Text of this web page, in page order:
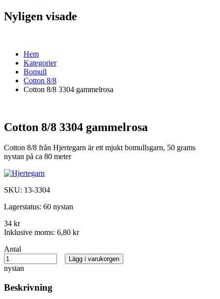
Nyligen visade
Hem
Kategorier
Bomull
Cotton 8/8
Cotton 8/8 3304 gammelrosa
Cotton 8/8 3304 gammelrosa
Cotton 8/8 från Hjertegarn är ett mjukt bomullsgarn, 50 grams
nystan på ca 80 meter
SKU: 13-3304
Lagerstatus: 60 nystan
34 kr
Inklusive moms: 6,80 kr
Antal
nystan
Lägg i varukorgen
Beskrivning